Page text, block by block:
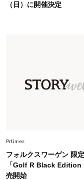
中村
幸福
Fashion
初夏
で即
（日）に開催決定
Prtimes
フォルクスワーゲン 限
「Golf R Black Edition
売開始